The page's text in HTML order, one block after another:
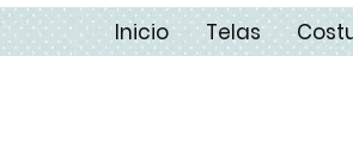
Inicio Telas